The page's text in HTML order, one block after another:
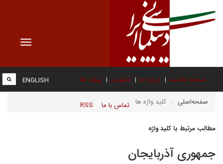
Toggle
صفحه نخست درباره ما عضویت پیوند ها
تماس با ما RSS
ENGLISH
صفحه‌اصلی کلید واژه ها
مطالب مرتبط با کلید واژه
جمهوری آذربایجان